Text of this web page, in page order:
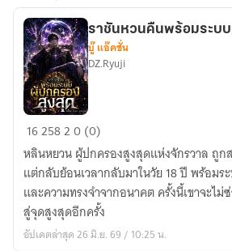
ราชัน
หวน
คืน
พร้อม
ระบบ
ผู้
ปกครอง
ราชันหวนคืนพร้อมระบ
บู๊ แอ๊คชั่น
DZ.Ryuji
1625820 (0)
หลินหยวน ผู้ปกครองสูงสุดแห่งจักรวาล ถูก
แต่กลับย้อนเวลากลับมาในวัย 18 ปี พร้อม
และความทรงจำจากอนาคต ครั้งนี้เขาจะไ
สู่จุดสูงสุดอีกครั้ง
อัปเดตล่าสุด 26 มิ.ย. 69 / 10:25 น.